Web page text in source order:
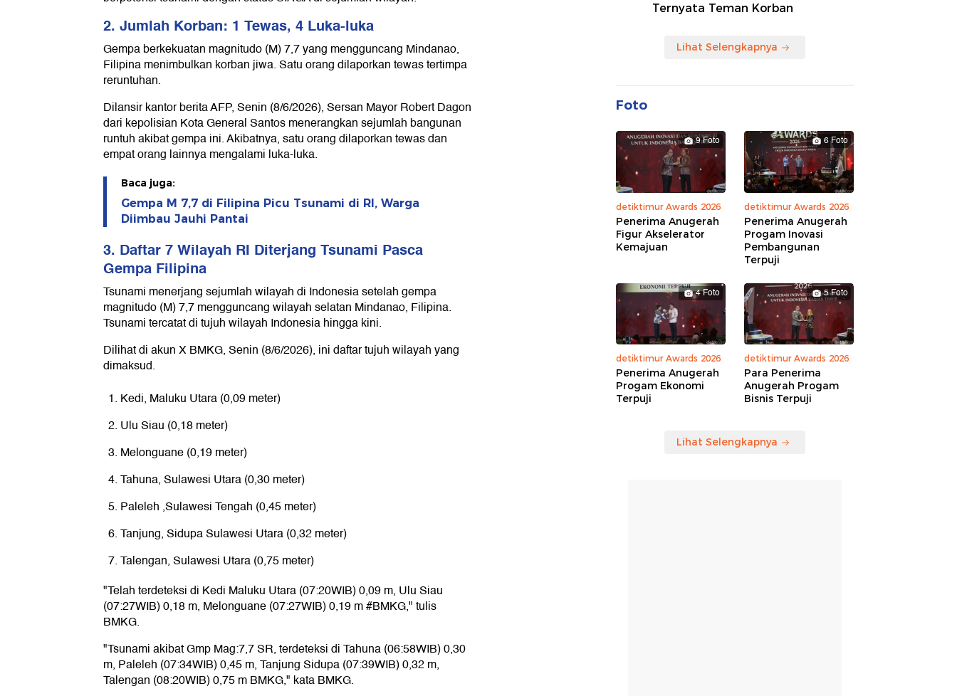
2. Jumlah Korban: 1 Tewas, 4 Luka-luka
Gempa berkekuatan magnitudo (M) 7,7 yang mengguncang Mindanao,
Filipina menimbulkan korban jiwa. Satu orang dilaporkan tewas tertimpa
reruntuhan.
Dilansir kantor berita AFP, Senin (8/6/2026), Sersan Mayor Robert Dagon
dari kepolisian Kota General Santos menerangkan sejumlah bangunan
runtuh akibat gempa ini. Akibatnya, satu orang dilaporkan tewas dan
empat orang lainnya mengalami luka-luka.
Baca juga:
Gempa M 7,7 di Filipina Picu Tsunami di RI, Warga
Diimbau Jauhi Pantai
3. Daftar 7 Wilayah RI Diterjang Tsunami Pasca
Gempa Filipina
Tsunami menerjang sejumlah wilayah di Indonesia setelah gempa
magnitudo (M) 7,7 mengguncang wilayah selatan Mindanao, Filipina.
Tsunami tercatat di tujuh wilayah Indonesia hingga kini.
Dilihat di akun X BMKG, Senin (8/6/2026), ini daftar tujuh wilayah yang
dimaksud.
Kedi, Maluku Utara (0,09 meter)
Ulu Siau (0,18 meter)
Melonguane (0,19 meter)
Tahuna, Sulawesi Utara (0,30 meter)
Paleleh ,Sulawesi Tengah (0,45 meter)
Tanjung, Sidupa Sulawesi Utara (0,32 meter)
Talengan, Sulawesi Utara (0,75 meter)
"Telah terdeteksi di Kedi Maluku Utara (07:20WIB) 0,09 m, Ulu Siau
(07:27WIB) 0,18 m, Melonguane (07:27WIB) 0,19 m #BMKG," tulis
BMKG.
"Tsunami akibat Gmp Mag:7,7 SR, terdeteksi di Tahuna (06:58WIB) 0,30
m, Paleleh (07:34WIB) 0,45 m, Tanjung Sidupa (07:39WIB) 0,32 m,
Talengan (08:20WIB) 0,75 m BMKG," kata BMKG.
Ternyata Teman Korban
Lihat Selengkapnya
Foto
9 Foto
detiktimur Awards 2026
Penerima Anugerah
Figur Akselerator
Kemajuan
6 Foto
detiktimur Awards 2026
Penerima Anugerah
Progam Inovasi
Pembangunan
Terpuji
4 Foto
detiktimur Awards 2026
Penerima Anugerah
Progam Ekonomi
Terpuji
5 Foto
detiktimur Awards 2026
Para Penerima
Anugerah Progam
Bisnis Terpuji
Lihat Selengkapnya